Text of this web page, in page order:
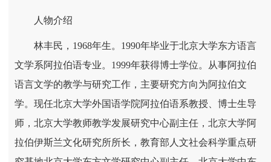
人物介绍
林丰民，1968年生。1990年毕业于北京大学东方语言
文学系阿拉伯语专业。1999年获得博士学位。从事阿拉伯
语言文学的教学与研究工作，主要研究方向为阿拉伯文
学。现任北京大学外国语学院阿拉伯语系教授、博士生导
师，北京大学教师教学发展研究中心副主任，北京大学阿
拉伯伊斯兰文化研究所所长，教育部人文社会科学重点研